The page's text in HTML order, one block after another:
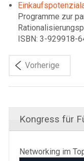
Programme zur
ISBN: 3-929918-
Vorherige
Kongress für
Networking im